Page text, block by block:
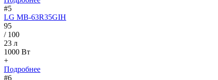
#5
LG MB-63R35GIH
95
/ 100
23 л
1000 Вт
+
Подробнее
#6